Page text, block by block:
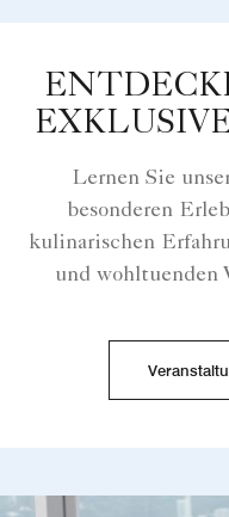
Lernen Sie
besonderen
kulinarischen
und wohltuenden